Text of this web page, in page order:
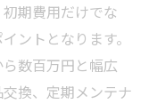
期費用だけでな
ントとなります。
数百万円と幅広
換、定期メンテナ